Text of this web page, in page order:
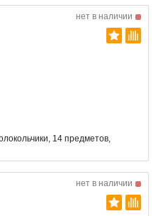
нет в наличии
14 предметов,
нет в наличии